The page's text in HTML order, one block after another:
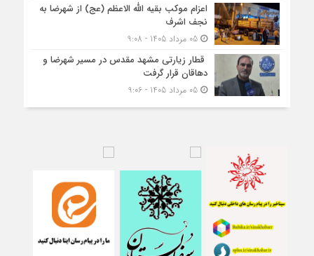
اعزام موکب بقیه الله الاعظم (عج) از شهرضا به
نجف اشرف
05 مرداد 1405 - 9:08
قطار زیارتی مشهد مقدس در مسیر شهرضا و
دهاقان قرار گرفت
05 مرداد 1405 - 9:06